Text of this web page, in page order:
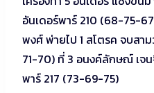
อันเดอร์พาร์ 210 (68-75-
พงศ์ พ่ายไป 1 สโตรค จบสา
71-70) ที่ 3 อนงค์ลักษณ์ เจ
พาร์ 217 (73-69-75)